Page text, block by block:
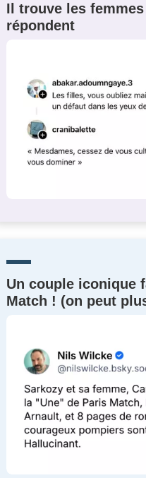
Il trouve les
répondent
Un couple iconique
Match ! (on peut